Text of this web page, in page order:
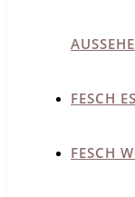
FESCH
FESCH